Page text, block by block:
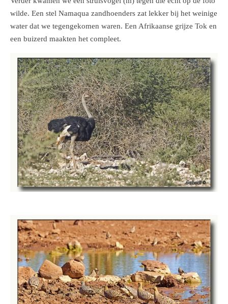
wilde. Een stel Namaqua zandhoenders zat lekker bij het weinige
water dat we tegengekomen waren. Een Afrikaanse grijze Tok en
een buizerd maakten het compleet.